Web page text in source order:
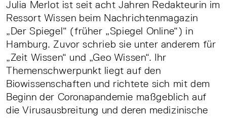
Julia Merlot ist seit acht Jahren Redakteurin im
Ressort Wissen beim Nachrichtenmagazin
„Der Spiegel“ (früher „Spiegel Online“) in
Hamburg. Zuvor schrieb sie unter anderem für
„Zeit Wissen“ und „Geo Wissen“. Ihr
Themenschwerpunkt liegt auf den
Biowissenschaften und richtete sich mit dem
Beginn der Coronapandemie maßgeblich auf
die Virusausbreitung und deren medizinische